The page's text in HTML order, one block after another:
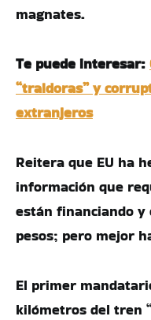
magnates.
Te puede interesar:
“traidoras” y
extranjeros
Reitera que EU ha
información que
están financiando y
pesos; pero mejor
El primer
kilómetros del tren